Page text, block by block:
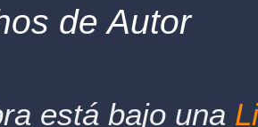
de Autor
está bajo una